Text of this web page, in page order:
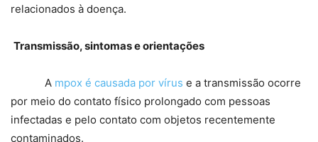
relacionados à doença.
Transmissão, sintomas e orientações
A mpox é causada por vírus e a transmissão ocorre
por meio do contato físico prolongado com pessoas
infectadas e pelo contato com objetos recentemente
contaminados.